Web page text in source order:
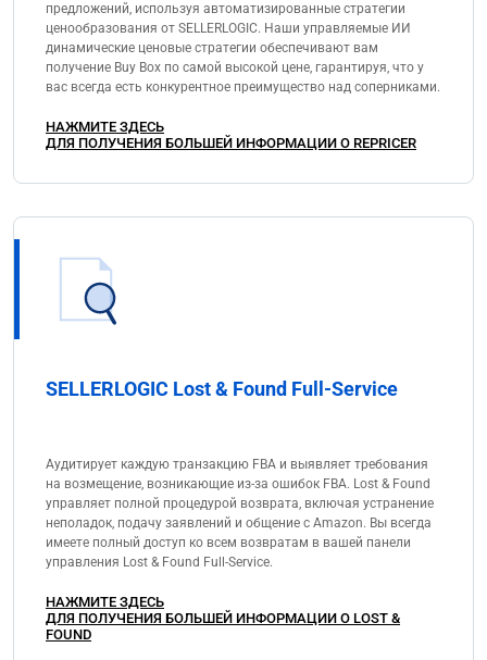
предложений, используя автоматизированные стратегии
ценообразования от SELLERLOGIC. Наши управляемые ИИ
динамические ценовые стратегии обеспечивают вам
получение Buy Box по самой высокой цене, гарантируя, что у
вас всегда есть конкурентное преимущество над соперниками.
НАЖМИТЕ ЗДЕСЬ
ДЛЯ ПОЛУЧЕНИЯ БОЛЬШЕЙ ИНФОРМАЦИИ О REPRICER
SELLERLOGIC Lost & Found Full-Service
Аудитирует каждую транзакцию FBA и выявляет требования
на возмещение, возникающие из-за ошибок FBA. Lost & Found
управляет полной процедурой возврата, включая устранение
неполадок, подачу заявлений и общение с Amazon. Вы всегда
имеете полный доступ ко всем возвратам в вашей панели
управления Lost & Found Full-Service.
НАЖМИТЕ ЗДЕСЬ
ДЛЯ ПОЛУЧЕНИЯ БОЛЬШЕЙ ИНФОРМАЦИИ О LOST &
FOUND